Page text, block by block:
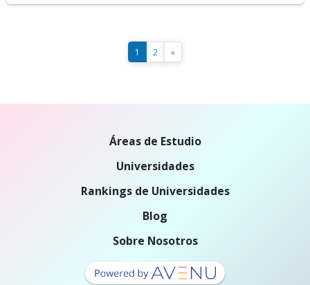
1 2 »
Áreas de Estudio
Universidades
Rankings de Universidades
Blog
Sobre Nosotros